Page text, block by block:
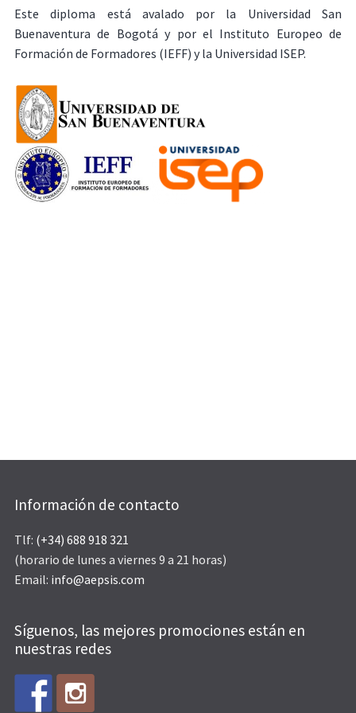
Este diploma está avalado por la Universidad San
Buenaventura de Bogotá y por el Instituto Europeo de
Formación de Formadores (IEFF) y la Universidad ISEP.
Información de contacto
Tlf: (+34) 688 918 321
(horario de lunes a viernes 9 a 21 horas)
Email: info@aepsis.com
Síguenos, las mejores promociones están en
nuestras redes